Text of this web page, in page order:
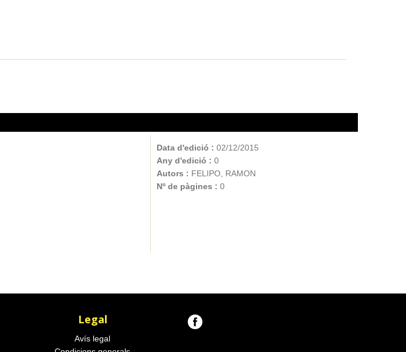
Data d'edició : 02/12/2015
Any d'edició : 0
Autors : FELIPO, RAMON
Nº de pàgines : 0
Legal
Avís legal